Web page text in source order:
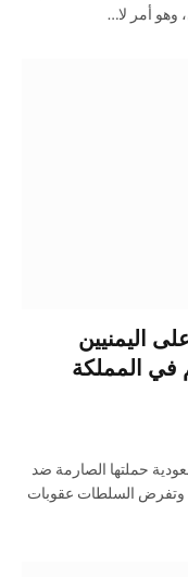
اليمنيين
في المملكة
حملتها الصارمة ضد
وتفرض السلطات عقوبات